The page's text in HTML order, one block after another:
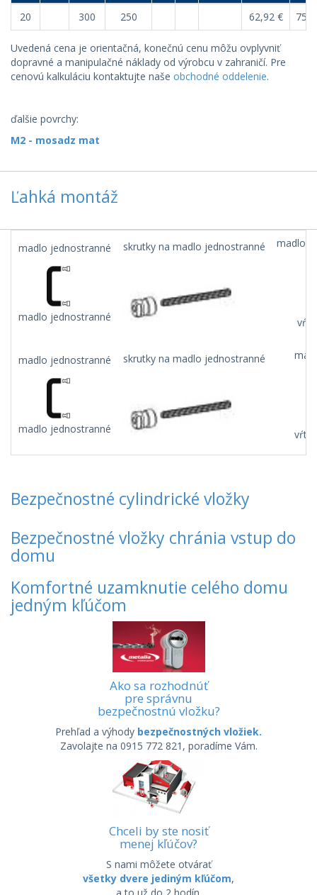
20 300 250 62,92 €
Uvedená cena je orientačná, konečnú cenu môžu ovplyvniť
dopravné a manipulačné náklady od výrobcu v zahraničí. Pre
cenovú kalkuláciu kontaktujte naše obchodné oddelenie.
ďalšie povrchy:
M2 - mosadz mat
Ľahká montáž
madlo jednostranné
madlo jednostranné
skrutky na madlo jednostranné madlo
madlo jednostranné
madlo jednostranné
skrutky na madlo jednostranné
Bezpečnostné cylindrické vložky
Bezpečnostné vložky chránia vstup do
domu
Komfortné uzamknutie celého domu
jedným kľúčom
Ako sa rozhodnúť
pre správnu
bezpečnostnú vložku?
Prehľad a výhody bezpečnostných vložiek.
Zavolajte na 0915 772 821, poradíme Vám.
Chceli by ste nosiť
menej kľúčov?
S nami môžete otvárať
všetky dvere jediným kľúčom,